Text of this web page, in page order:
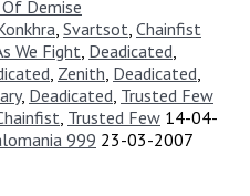
Demise
Svartsot Chainfist
We Fight Deadicated
Zenith Deadicated
, Deadicated Trusted Few
Trusted Few 14-04-
999 23-03-2007